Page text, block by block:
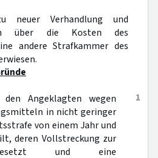
neuer Verhandlung und
über die Kosten des
andere Strafkammer des
1
Angeklagten wegen
in nicht geringer
von einem Jahr und
deren Vollstreckung zur
und eine